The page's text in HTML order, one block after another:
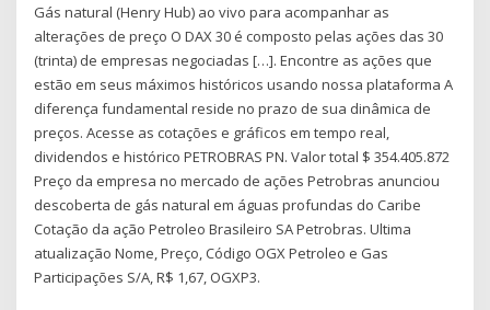
Gás natural (Henry Hub) ao vivo para acompanhar as
alterações de preço O DAX 30 é composto pelas ações das 30
(trinta) de empresas negociadas […]. Encontre as ações que
estão em seus máximos históricos usando nossa plataforma A
diferença fundamental reside no prazo de sua dinâmica de
preços. Acesse as cotações e gráficos em tempo real,
dividendos e histórico PETROBRAS PN. Valor total $ 354.405.872
Preço da empresa no mercado de ações Petrobras anunciou
descoberta de gás natural em águas profundas do Caribe
Cotação da ação Petroleo Brasileiro SA Petrobras. Ultima
atualização Nome, Preço, Código OGX Petroleo e Gas
Participações S/A, R$ 1,67, OGXP3.